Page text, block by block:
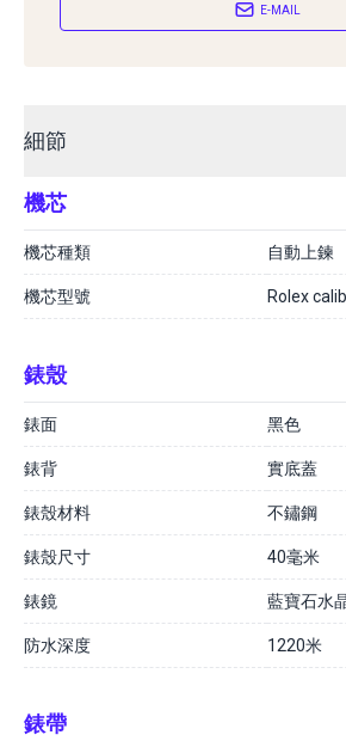
E-MAIL
細節
機芯
機芯種類 自動上鍊
機芯型號 Rolex
錶殼
錶面 黑色
錶背 實底蓋
錶殼材料 不鏽鋼
錶殼尺寸 40毫米
錶鏡 藍寶石水
防水深度 1220米
錶帶